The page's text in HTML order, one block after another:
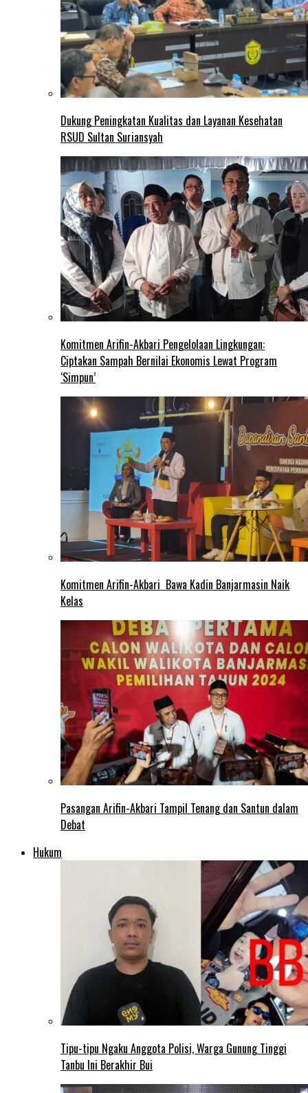
Dukung Peningkatan Kualitas dan Layanan Kesehatan
RSUD Sultan Suriansyah
Komitmen Arifin-Akbari Pengelolaan Lingkungan:
Ciptakan Sampah Bernilai Ekonomis Lewat Program
‘Simpun’
Komitmen Arifin-Akbari Bawa Kadin Banjarmasin Naik
Kelas
Pasangan Arifin-Akbari Tampil Tenang dan Santun dalam
Debat
Hukum
Tipu-tipu Ngaku Anggota Polisi, Warga Gunung Tinggi
Tanbu Ini Berakhir Bui